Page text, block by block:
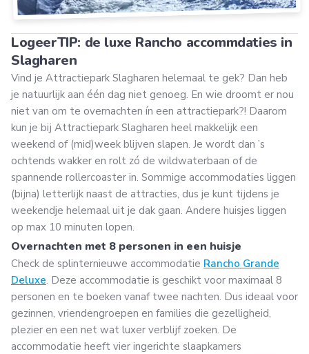
LogeerTIP: de luxe Rancho accommdaties in
Slagharen
Vind je Attractiepark Slagharen helemaal te gek? Dan heb
je natuurlijk aan één dag niet genoeg. En wie droomt er nou
niet van om te overnachten ín een attractiepark?! Daarom
kun je bij Attractiepark Slagharen heel makkelijk een
weekend of (mid)week blijven slapen. Je wordt dan ’s
ochtends wakker en rolt zó de wildwaterbaan of de
spannende rollercoaster in. Sommige accommodaties liggen
(bijna) letterlijk naast de attracties, dus je kunt tijdens je
weekendje helemaal uit je dak gaan. Andere huisjes liggen
op max 10 minuten lopen.
Overnachten met 8 personen in een huisje
Check de splinternieuwe accommodatie Rancho Grande
Deluxe. Deze accommodatie is geschikt voor maximaal 8
personen en te boeken vanaf twee nachten. Dus ideaal voor
gezinnen, vriendengroepen en families die gezelligheid,
plezier en een net wat luxer verblijf zoeken. De
accommodatie heeft vier ingerichte slaapkamers